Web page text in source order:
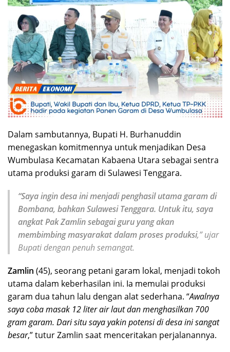
Dalam sambutannya, Bupati H. Burhanuddin
menegaskan komitmennya untuk menjadikan Desa
Wumbulasa Kecamatan Kabaena Utara sebagai sentra
utama produksi garam di Sulawesi Tenggara.
“Saya ingin desa ini menjadi penghasil utama garam di
Bombana, bahkan Sulawesi Tenggara. Untuk itu, saya
angkat Pak Zamlin sebagai guru yang akan
membimbing masyarakat dalam proses produksi,” ujar
Bupati dengan penuh semangat.
Zamlin (45), seorang petani garam lokal, menjadi tokoh
utama dalam keberhasilan ini. Ia memulai produksi
garam dua tahun lalu dengan alat sederhana. “Awalnya
saya coba masak 12 liter air laut dan menghasilkan 700
gram garam. Dari situ saya yakin potensi di desa ini sangat
besar,” tutur Zamlin saat menceritakan perjalanannya.